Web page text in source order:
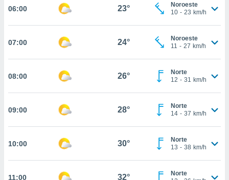
botón
a la
todas
ya sean
nos
en
perfil
y
CONTINUAR
06:00 23°
Noroeste
10 - 23 km/h
07:00 24°
Noroeste
11 - 27 km/h
08:00 26°
Norte
12 - 31 km/h
09:00 28°
Norte
14 - 37 km/h
10:00 30°
Norte
13 - 38 km/h
11:00 32°
Norte